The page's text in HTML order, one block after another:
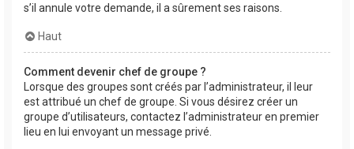
s’il annule votre demande, il a sûrement ses raisons.
Haut
Comment devenir chef de groupe ?
Lorsque des groupes sont créés par l’administrateur, il leur
est attribué un chef de groupe. Si vous désirez créer un
groupe d’utilisateurs, contactez l’administrateur en premier
lieu en lui envoyant un message privé.